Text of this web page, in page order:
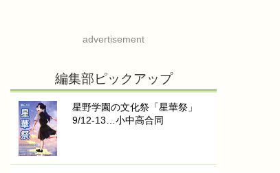
advertisement
編集部ピックアップ
星野学園の文化祭「星華祭」
9/12-13…小中高合同